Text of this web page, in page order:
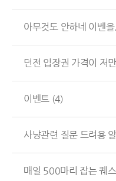
아무것도 안하네 이벤
던전 입장권 가격이 저
이벤트 (4)
사냥관련 질문 드려용
매일 500마리 잡는 퀘